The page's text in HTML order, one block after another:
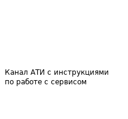
Канал АТИ с инструкциями
по работе с сервисом